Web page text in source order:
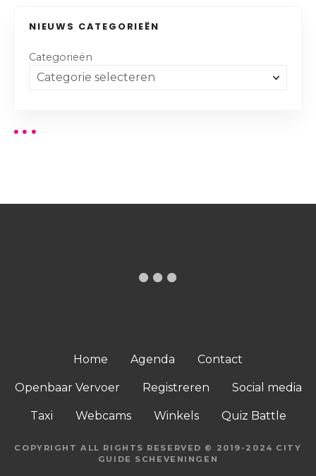
NIEUWS CATEGORIEËN
Categorieën
Home Agenda Contact
Openbaar Vervoer Registreren Social media
Taxi Webcams Winkels Quiz Battle
COPYRIGHT ALL RIGHTS RESERVED © 2019-2024 CITY
GUIDE SCHEVENINGEN